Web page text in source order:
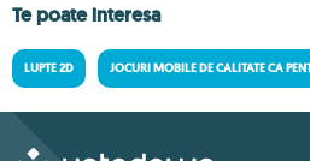
Te poate interesa
LUPTE 2D JOCURI MOBILE DE CALITATE CA